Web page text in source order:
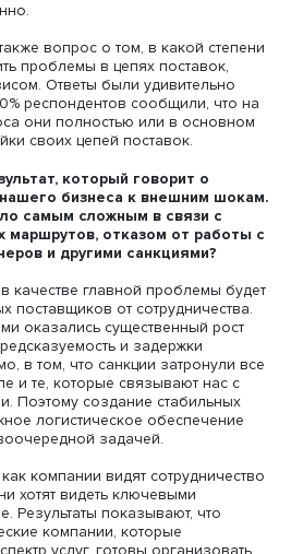
нашего исследования, —
— найти способ сохранить
из недружественных стран.
успешно это делают, тем
далеко не всегда
партнерами
и реализуют их.
далеко не все. Поэтому
поставщиков в дружественных
указали в качестве
Но в целом круг стран, где
чрезвычайно широк. По
их более 40.
поиск поставщиков
— их развитие и создание
или производств.
что бизнес старается не
70% респондентов